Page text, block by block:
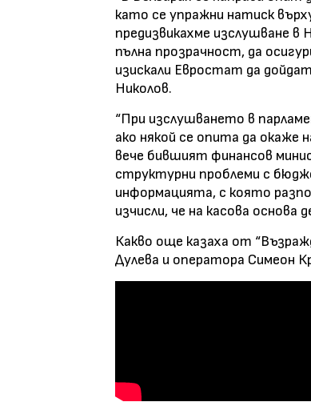
като се упражни натиск
предизвикахме изслушване
пълна прозрачност, да
изискали Евростат да
Николов.
“При изслушването в
ако някой се опита да
вече бившият финансов
структурни проблеми с
информацията, с която
изчисли, че на касова
Какво още казаха от
Дулева и оператора Симеон